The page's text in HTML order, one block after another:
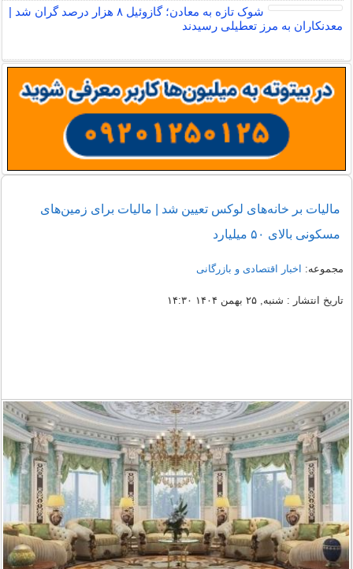
شوک تازه به معادن؛ گازوئیل ۸ هزار درصد گران شد |
معدنکاران به مرز تعطیلی رسیدند
مالیات بر خانه‌های لوکس تعیین شد | مالیات برای زمین‌های
مسکونی بالای ۵۰ میلیارد
مجموعه: اخبار اقتصادی و بازرگانی
تاریخ انتشار : شنبه, ۲۵ بهمن ۱۴۰۴ ۱۴:۳۰